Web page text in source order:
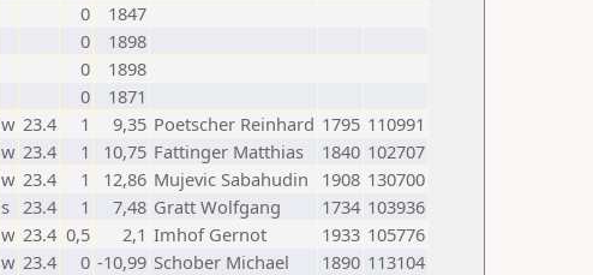
0
1847
0
1898
0
1898
0
1871
w 23.4 1 9,35 Poetscher Reinhard 1795 110991
w 23.4 1 10,75 Fattinger Matthias 1840 102707
w 23.4 1 12,86 Mujevic Sabahudin 1908 130700
s 23.4 1 7,48 Gratt Wolfgang 1734 103936
w 23.4 0,5 2,1 Imhof Gernot 1933 105776
w 23.4 0 -10,99 Schober Michael 1890 113104